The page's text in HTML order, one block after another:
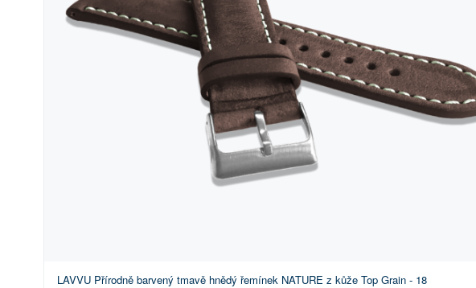
LAVVU Přírodně barvený tmavě hnědý řemínek NATURE z kůže Top Grain - 18